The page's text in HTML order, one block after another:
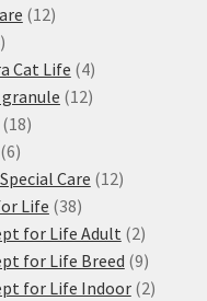
produktů
1212
Cat Life 44
produkty
1212
1818
66
produktů
Care 1212
Life 3838
produktů
for Life Adult 22
produkty
for Life Breed 99
produktů
for Life Indoor 22